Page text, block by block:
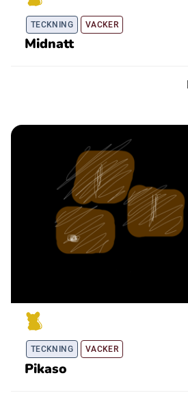
TECKNING VACKER
Midnatt
TECKNING VACKER
Pikaso